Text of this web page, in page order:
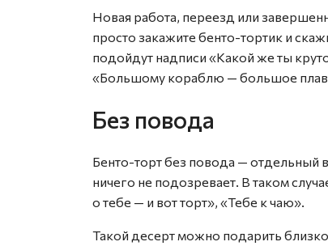
Новая работа, переезд или
просто закажите бенто-тортик и
подойдут надписи «Какой же ты
«Большому кораблю — большое
Без повода
Бенто-торт без повода — отдельный
ничего не подозревает. В таком
о тебе — и вот торт», «Тебе к чаю».
Такой десерт можно подарить